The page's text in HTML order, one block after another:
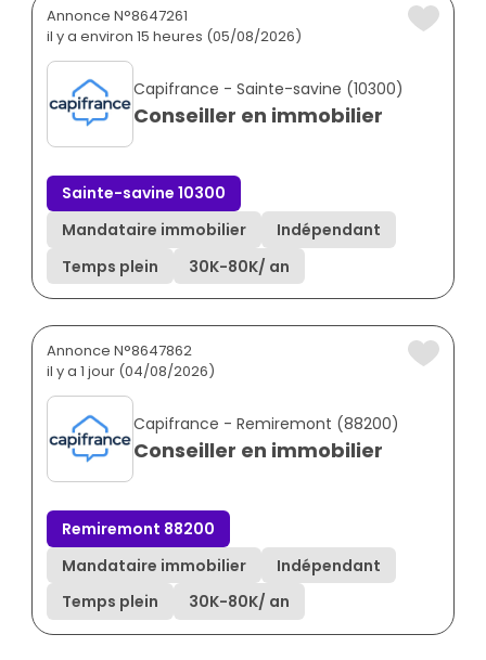
Annonce N°8647261
il y a environ 15 heures (05/08/2026)
Capifrance - Sainte-savine (10300)
Conseiller en immobilier
Sainte-savine 10300
Mandataire immobilier
Indépendant
Temps plein
30K-80K/ an
Annonce N°8647862
il y a 1 jour (04/08/2026)
Capifrance - Remiremont (88200)
Conseiller en immobilier
Remiremont 88200
Mandataire immobilier
Indépendant
Temps plein
30K-80K/ an